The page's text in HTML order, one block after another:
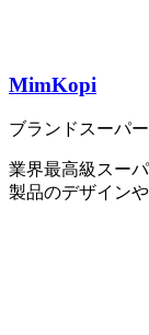
MimKopi
ブランドスーパ
業界最高級スー
製品のデザイン